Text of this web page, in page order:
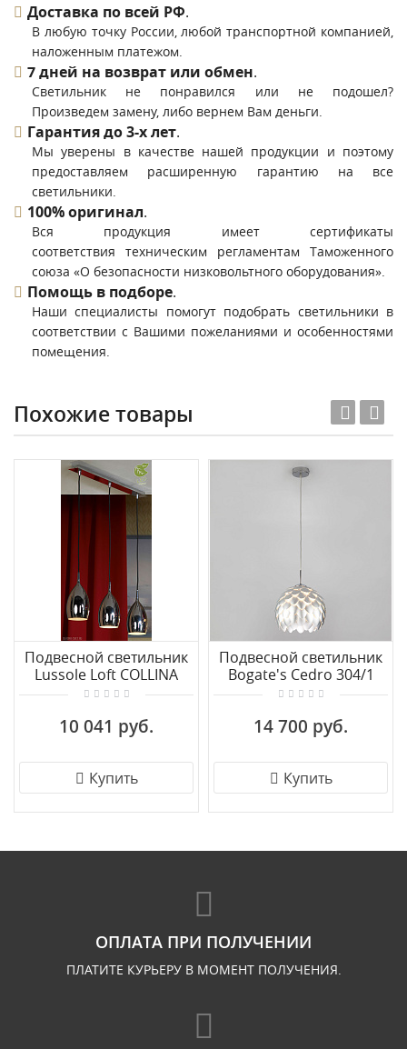
Доставка по всей РФ.
В любую точку России, любой транспортной компанией,
наложенным платежом.
7 дней на возврат или обмен.
Светильник не понравился или не подошел?
Произведем замену, либо вернем Вам деньги.
Гарантия до 3-х лет.
Мы уверены в качестве нашей продукции и поэтому
предоставляем расширенную гарантию на все
светильники.
100% оригинал.
Вся продукция имеет сертификаты
соответствия техническим регламентам Таможенного
союза «О безопасности низковольтного оборудования».
Помощь в подборе.
Наши специалисты помогут подобрать светильники в
соответствии с Вашими пожеланиями и особенностями
помещения.
Похожие товары
Подвесной светильник
Lussole Loft COLLINA
GRLSQ-0706-03
10 041 руб.
Купить
Подвесной светильник
Bogate's Cedro 304/1
14 700 руб.
Купить
ОПЛАТА ПРИ ПОЛУЧЕНИИ
ПЛАТИТЕ КУРЬЕРУ В МОМЕНТ ПОЛУЧЕНИЯ.